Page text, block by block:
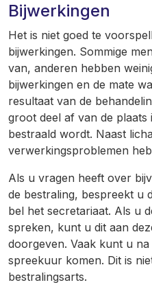
Bijwerkingen
Het is niet goed te
bijwerkingen. Sommige
van, anderen hebben
bijwerkingen en de mate
resultaat van de
groot deel af van de
bestraald wordt. Naast
verwerkingsproblemen
Als u vragen heeft over
de bestraling, bespreekt u
bel het secretariaat. Als u
spreken, kunt u dit aan
doorgeven. Vaak kunt u
spreekuur komen. Dit is
bestralingsarts.